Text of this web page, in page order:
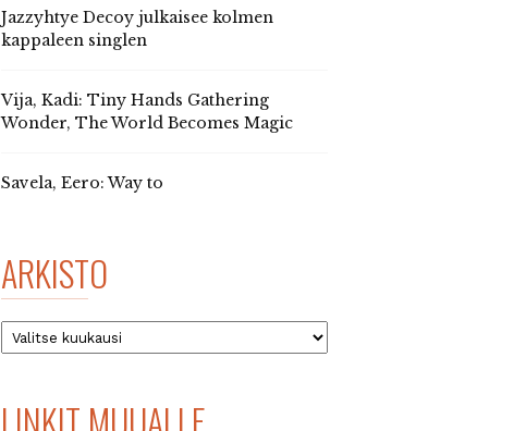
Jazzyhtye Decoy julkaisee kolmen
kappaleen singlen
Vija, Kadi: Tiny Hands Gathering
Wonder, The World Becomes Magic
Savela, Eero: Way to
ARKISTO
Arkisto
LINKIT MUUALLE